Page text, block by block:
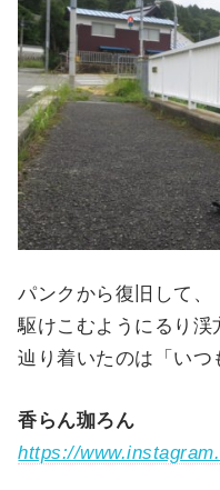
パンクから復旧して、
駆けこむようにるり渓
辿り着いたのは「いつ
香らん珈ろん
https://